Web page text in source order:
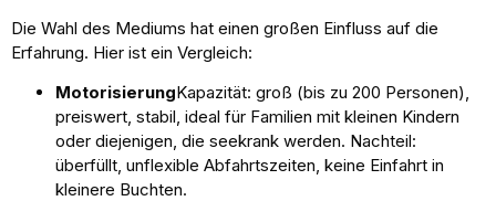
Die Wahl des Mediums hat einen großen Einfluss auf die
Erfahrung. Hier ist ein Vergleich:
MotorisierungKapazität: groß (bis zu 200 Personen),
preiswert, stabil, ideal für Familien mit kleinen Kindern
oder diejenigen, die seekrank werden. Nachteil:
überfüllt, unflexible Abfahrtszeiten, keine Einfahrt in
kleinere Buchten.